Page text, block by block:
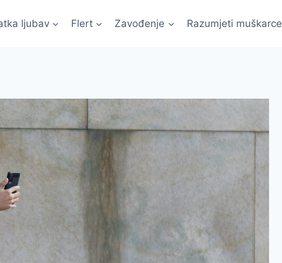
ljubav Flert Zavođenje Razumjeti muškarce